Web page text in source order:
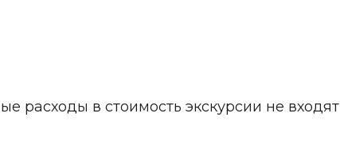
расходы в стоимость экскурсии не входят